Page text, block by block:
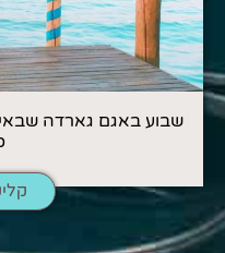
שבוע באגם גארדה